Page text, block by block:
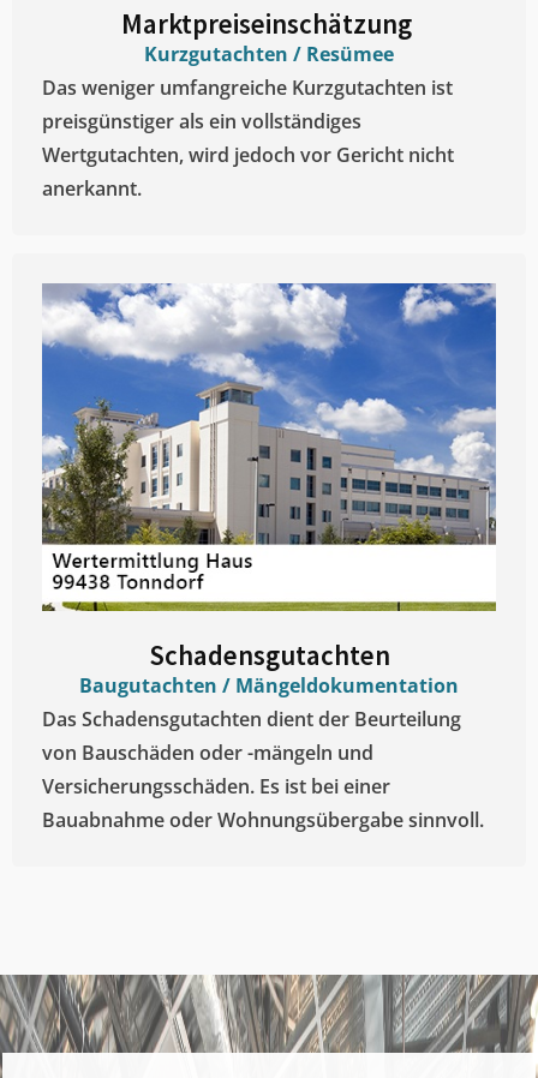
Marktpreiseinschätzung ​
Kurzgutachten / Resümee
Das weniger umfangreiche Kurzgutachten ist
preisgünstiger als ein vollständiges
Wertgutachten, wird jedoch vor Gericht nicht
anerkannt.
Schadensgutachten
Baugutachten / Mängeldokumentation
Das Schadensgutachten dient der Beurteilung
von Bauschäden oder -mängeln und
Versicherungsschäden. Es ist bei einer
Bauabnahme oder Wohnungsübergabe sinnvoll.